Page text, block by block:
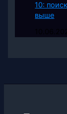
10:
выше